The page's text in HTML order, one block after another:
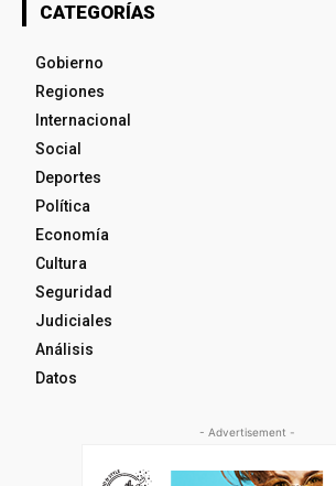
CATEGORÍAS
Gobierno
Regiones
Internacional
Social
Deportes
Política
Economía
Cultura
Seguridad
Judiciales
Análisis
Datos
- Advertisement -